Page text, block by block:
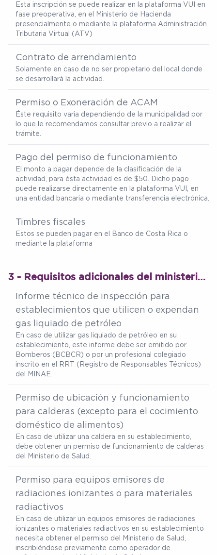
Esta inscripción se puede realizar en la plataforma VUI en
fase preoperativa, en el Ministerio de Hacienda
presencialmente o mediante la plataforma Administración
Tributaria Virtual (ATV)
Contrato de arrendamiento
Solamente en caso de no ser propietario del local donde
se desarrollará la actividad.
Permiso o Exoneración de ACAM
Éste requisito varia dependiendo de la municipalidad por
lo que le recomendamos consultar previo a realizar el
trámite.
Pago del permiso de funcionamiento
El monto a pagar depende de la clasificación de la
actividad, para ésta actividad es de $50. Dicho pago
puede realizarse directamente en la plataforma VUI, en
una entidad bancaria o mediante transferencia electrónica.
Timbres fiscales
Estos se pueden pagar en el Banco de Costa Rica o
mediante la plataforma
3 - Requisitos adicionales del ministerio de salud
Informe técnico de inspección para
establecimientos que utilicen o expendan
gas liquiado de petróleo
En caso de utilizar gas liquiado de petróleo en su
establecimiento, este informe debe ser emitido por
Bomberos (BCBCR) o por un profesional colegiado
inscrito en el RRT (Registro de Responsables Técnicos)
del MINAE.
Permiso de ubicación y funcionamiento
para calderas (excepto para el cocimiento
doméstico de alimentos)
En caso de utilizar una caldera en su establecimiento,
debe obtener un permiso de funcionamiento de calderas
del Ministerio de Salud.
Permiso para equipos emisores de
radiaciones ionizantes o para materiales
radiactivos
En caso de utilizar un equipos emisores de radiaciones
ionizantes o materiales radiactivos en su establecimiento
necesita obtener el permiso del Ministerio de Salud,
inscribiéndose previamente como operador de